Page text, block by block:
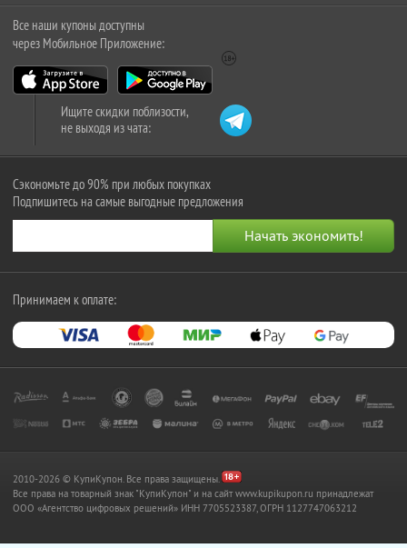
Все наши купоны доступны
через Мобильное Приложение:
Ищите скидки поблизости,
не выходя из чата:
Сэкономьте до 90% при любых покупках
Подпишитесь на самые выгодные предложения
Принимаем к оплате:
2010-2026 © КупиКупон. Все права защищены.
Все права на товарный знак "КупиКупон" и на сайт www.kupikupon.ru принадлежат
OOO «Агентство цифровых решений» ИНН 7705523387, ОГРН 1127747063212